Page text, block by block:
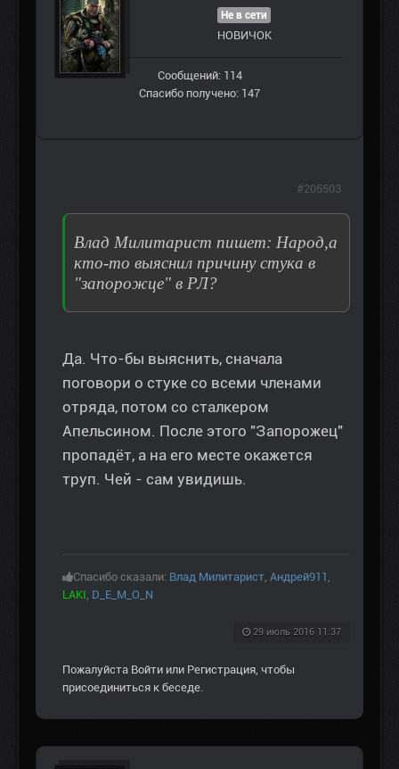
Не в сети
НОВИЧОК
Сообщений: 114
Спасибо получено: 147
Влад Милитарист пишет: Народ,а
кто-то выяснил причину стука в
"запорожце" в РЛ?
Да. Что-бы выяснить, сначала
поговори о стуке со всеми членами
отряда, потом со сталкером
Апельсином. После этого "Запорожец"
пропадёт, а на его месте окажется
труп. Чей - сам увидишь.
Спасибо сказали: Влад Милитарист, Андрей911 ,
LAKI, D_E_M_O_N
29 июль 2016 11:37
#205503
Пожалуйста Войти или Регистрация, чтобы
присоединиться к беседе.